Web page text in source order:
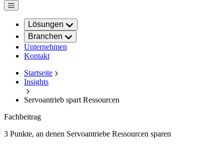
Lösungen
Branchen
Unternehmen
Kontakt
Startseite
Insights
Servoantrieb spart Ressourcen
Fachbeitrag
3 Punkte, an denen Servoantriebe Ressourcen sparen